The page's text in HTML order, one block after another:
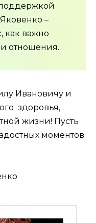
–
как важно
отношения.
Ивановичу и
здоровья,
жизни! Пусть
моментов